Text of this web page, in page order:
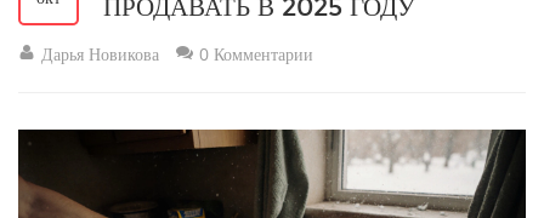
ПРОДАВАТЬ В 2025 ГОДУ
Дарья Новикова 0 Комментарии